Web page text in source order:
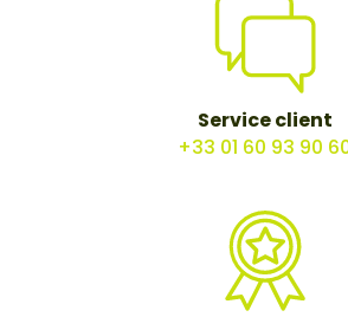
Service client
+33 01 60 93 90